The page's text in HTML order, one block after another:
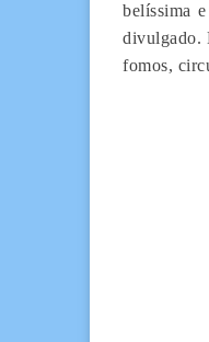
belíssima
divulgado.
fomos,